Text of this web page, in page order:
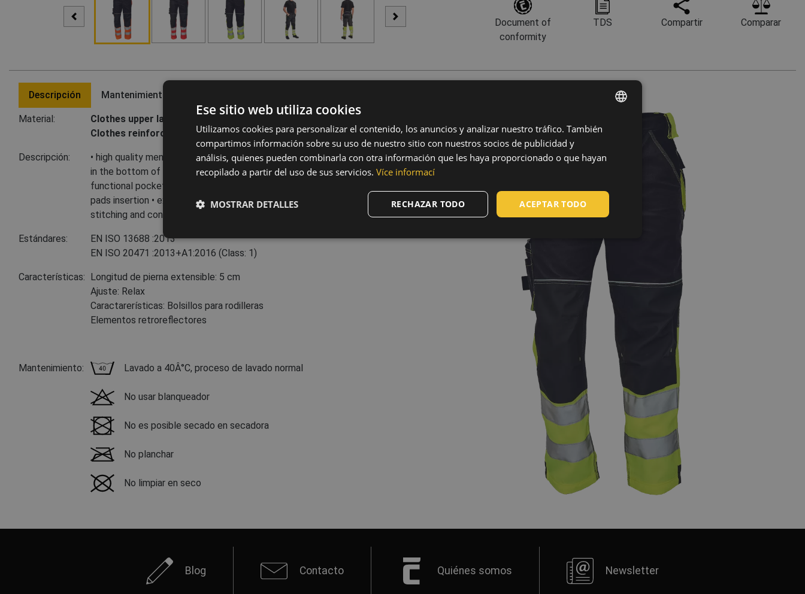
Document of
conformity
TDS Compartir Comparar
Descripción Mantenimiento
Material: Clothes upper layer:
Clothes reinforced knee pockets: 100 % poliéster, Oxford
Descripción:
• high quality men's working pants in combination with HI-VIS fabric
in the bottom of the legs and 2 reflective stripes • elastic waist • 5
functional pockets • 600D Oxford reinforced knee parts for knee
pads insertion • extendable length of legs of 5 cm • decorative
stitching and contrast details in HI-VIS colour
Estándares: EN ISO 13688 :2013
EN ISO 20471 :2013+A1:2016 (Class: 1)
Características: Longitud de pierna extensible: 5 cm
Ajuste: Relax
Caractarerísticas: Bolsillos para rodilleras
Elementos retroreflectores
Mantenimiento: Lavado a 40Â°C, proceso de lavado normal
No usar blanqueador
No es posible secado en secadora
No planchar
No limpiar en seco
Blog Contacto Quiénes somos Newsletter
ENGLISH
ROMANIAN
GERMAN
DUTCH
LATVIAN
SPANISH
Ese sitio web utiliza cookies
Utilizamos cookies para personalizar el contenido, los anuncios y analizar nuestro tráfico. También
compartimos información sobre su uso de nuestro sitio con nuestros socios de publicidad y
análisis, quienes pueden combinarla con otra información que les haya proporcionado o que hayan
recopilado a partir del uso de sus servicios. Více informací
ACEPTAR TODO
RECHAZAR TODO
MOSTRAR DETALLES